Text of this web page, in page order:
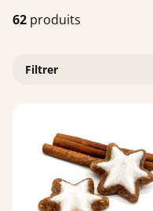
62 produits
Filtrer